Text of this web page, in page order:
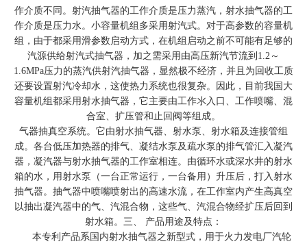
作介质不同。射汽抽气器的工作介质是压力蒸汽，射水抽气器的工
作介质是压力水。小容量机组多采用射汽式。对于高参数的容量机
组，由于都采用滑参数启动方式，在机组启动之前不可能有足够的
汽源供给射汽式抽气器，加之需采用由高压新汽节流到1.2～
1.6MPa压力的蒸汽供射汽抽气器，显然极不经济，并且为回收工质
还要设置射汽冷却水，这使热力系统也很复杂。因此，目前我国大
容量机组都采用射水抽气器，它主要由工作氺入口、工作喷嘴、混
合室、扩压管和止回阀等组成。
气器抽真空系统。它由射水抽气器、射水泵、射水箱及连接管组
成。各台低压加热器的排气、凝结水泵及疏水泵的排气管汇入凝汽
器，凝汽器与射水抽气器的工作室相连。由循环水或深水井的射水
箱的水，用射水泵（一台正常运行，一台备用）升压后，打入射水
抽气器。抽气器中喷嘴喷射出的高速水流，在工作室内产生高真空
以抽出凝汽器中的气、汽混合物，这些气、汽混合物经扩压后回到
射水箱。 三、 产品用途及特点：
本专利产品系国内射水抽气器之新型式，用于火力发电厂汽轮